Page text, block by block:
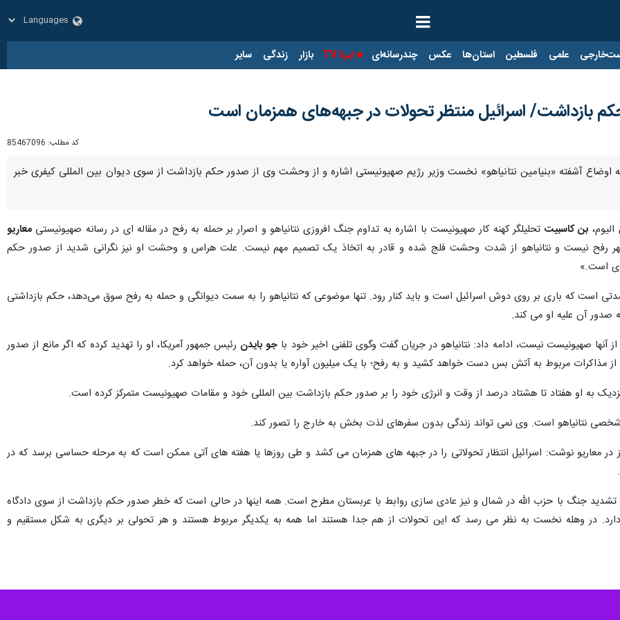
علمی فلسطین استان‌ها عکس چندرسانه‌ای ایرنا TV بازار زندگی سایر
بازداشت/ اسرائیل منتظر تحولات در جبهه‌های همزمان است
کد مطلب: 85467096